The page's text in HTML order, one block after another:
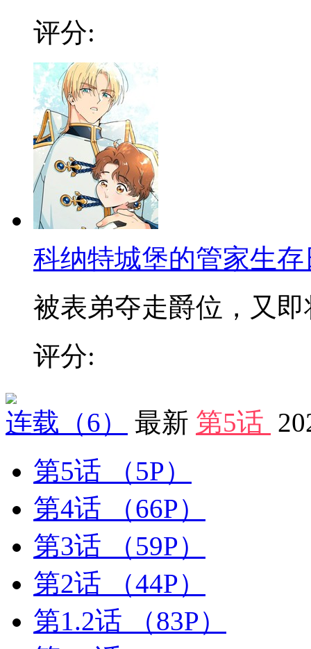
评分:
科纳特城堡的管家生存
被表弟夺走爵位，又即
评分:
连载 （6） 最新 第5话
第5话
（5P）
第4话
（66P）
第3话
（59P）
第2话
（44P）
第1.2话
（83P）